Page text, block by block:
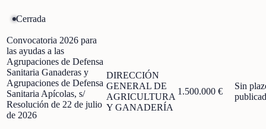
Cerrada
Convocatoria 2026 para
las ayudas a las
Agrupaciones de Defensa
Sanitaria Ganaderas y
Agrupaciones de Defensa
Sanitaria Apícolas, s/
Resolución de 22 de julio
de 2026
DIRECCIÓN
GENERAL DE
AGRICULTURA
Y GANADERÍA
1.500.000 €
Sin